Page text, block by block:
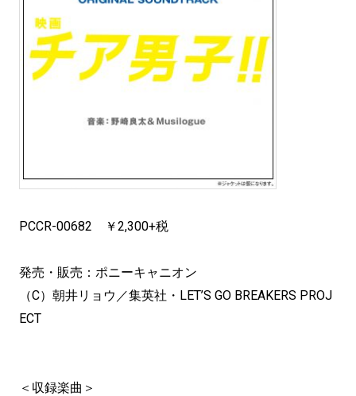
PCCR-00682 ￥2,300+税
発売・販売：ポニーキャニオン
（C）朝井リョウ／集英社・LET’S GO BREAKERS PROJ
ECT
＜収録楽曲＞